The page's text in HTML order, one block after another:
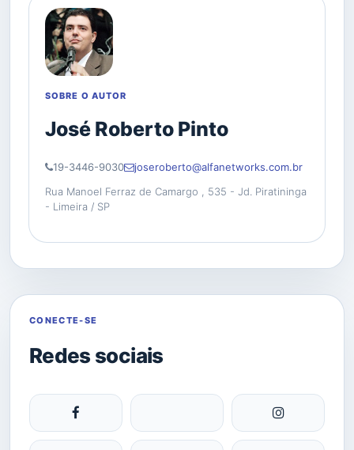
SOBRE O AUTOR
José Roberto Pinto
19-3446-9030
joseroberto@alfanetworks.com.br
Rua Manoel Ferraz de Camargo , 535 - Jd. Piratininga
- Limeira / SP
CONECTE-SE
Redes sociais